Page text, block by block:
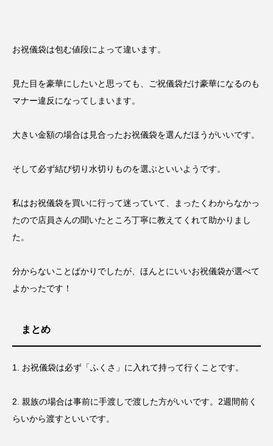
お祝儀袋は包む値段によって違います。
見た目を豪華にしたいと思っても、
ご祝儀袋だけ豪華になるのも
マナー違反になってしまいます。
大きい金額の場合は見合ったお祝儀袋を選んだほうがいいです。
そして必ず結び切り水切りものを選ぶといいようです。
私はお祝儀袋を買いに行って迷っていて、まったくわからなかっ
たので店員さんの聞いたところ丁寧に教えてくれて助かりまし
た。
分からないことばかりでしたが、ほんとにいいお祝儀袋が選べて
よかったです！
まとめ
1. お祝儀袋は必ず「ふくさ」に入れて持って行くことです。
2. 親族の場合は事前に手渡しで渡した方がいいです。2週間前く
らいから渡すといいです。